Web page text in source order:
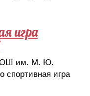
игра
СОШ им. М. Ю.
спортивная игра